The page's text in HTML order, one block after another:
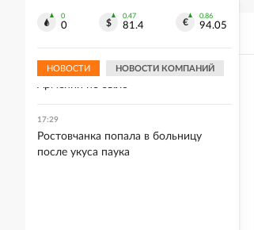
0
0
0.47
81.4
0.86
94.05
НОВОСТИ НОВОСТИ КОМПАНИЙ
прекращении концессии ЮКЖД от
Армении не было
17:29
Ростовчанка попала в больницу
после укуса паука